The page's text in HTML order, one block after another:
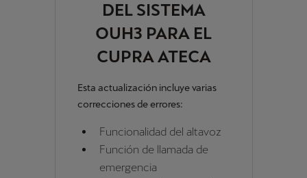
DEL SISTEMA
OUH3 PARA EL
CUPRA ATECA
Esta actualización incluye varias
correcciones de errores:
Funcionalidad del altavoz
Función de llamada de
emergencia